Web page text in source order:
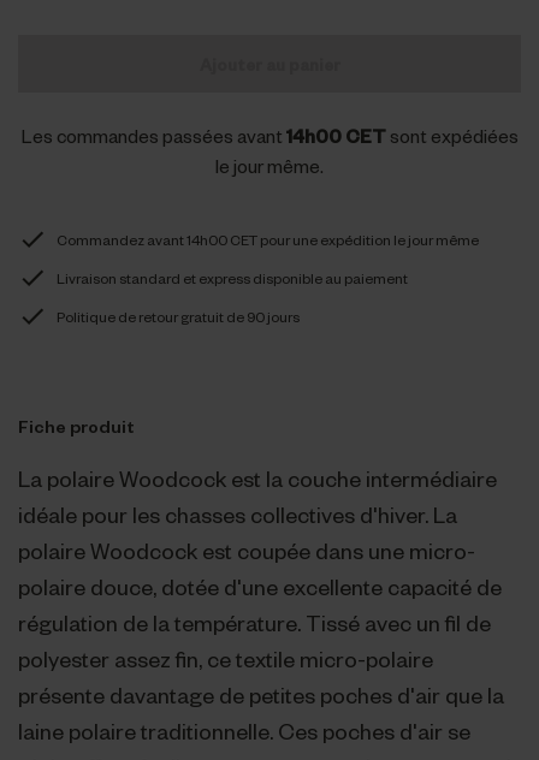
Les commandes passées avant 14h00 CETsont expédiées
le jour même.
Commandez avant 14h00 CET pour une expédition le jour même
Livraison standard et express disponible au paiement
Politique de retour gratuit de 90 jours
Fiche produit
La polaire Woodcock est la couche intermédiaire
idéale pour les chasses collectives d'hiver. La
polaire Woodcock est coupée dans une micro-
polaire douce, dotée d'une excellente capacité de
régulation de la température. Tissé avec un fil de
polyester assez fin, ce textile micro-polaire
présente davantage de petites poches d'air que la
laine polaire traditionnelle. Ces poches d'air se